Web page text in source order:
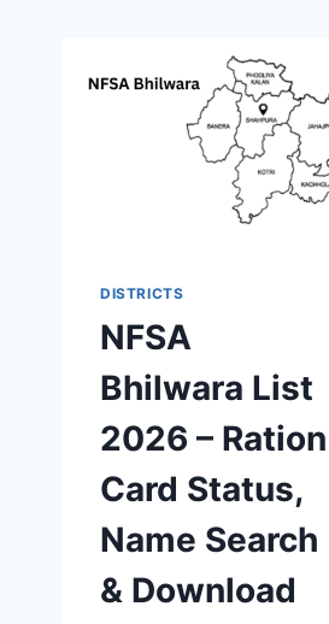
DISTRICTS
NFSA
Bhilwara List
2026 – Ration
Card Status,
Name Search
& Download